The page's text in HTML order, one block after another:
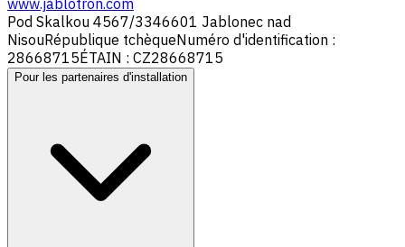
Pod Skalkou 4567/3346601 Jablonec nad
NisouRépublique tchèqueNuméro d'identification :
28668715ÉTAIN : CZ28668715
Pour les partenaires d'installation